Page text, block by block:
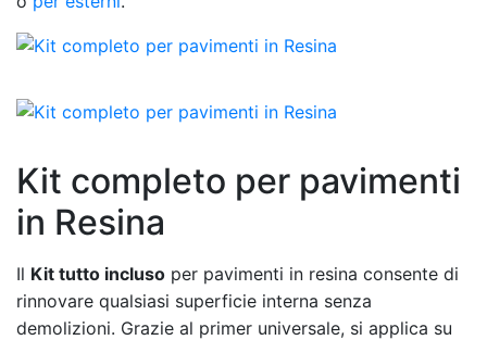
Kit completo per pavimenti
in Resina
Il Kit tutto incluso per pavimenti in resina consente di
rinnovare qualsiasi superficie interna senza
demolizioni. Grazie al primer universale, si applica su